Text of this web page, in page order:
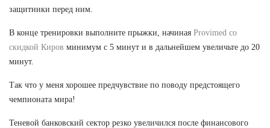
защитники перед ним.
В конце тренировки выполните прыжки, начиная Provimed со
скидкой Киров минимум с 5 минут и в дальнейшем увеличьте до 20
минут.
Так что у меня хорошее предчувствие по поводу предстоящего
чемпионата мира!
Теневой банковский сектор резко увеличился после финансового